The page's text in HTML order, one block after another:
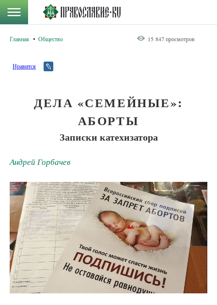
Главная Общество 15 847 просмотров
Нравится
ДЕЛА «СЕМЕЙНЫЕ»:
АБОРТЫ
Записки катехизатора
Андрей Горбачев